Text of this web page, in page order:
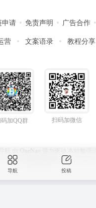
申请 免责声明 广告合作
营 文案语录 教程分享
加QQ群 扫码加微信
导航 投稿